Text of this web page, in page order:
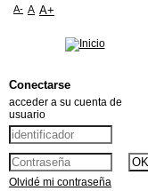
A- A A+
Conectarse
acceder a su cuenta de
usuario
Olvidé mi contraseña